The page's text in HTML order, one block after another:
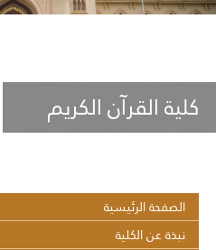
كلية القرآن الكريم
الصفحة الرئيسية
نبذة عن الكلية